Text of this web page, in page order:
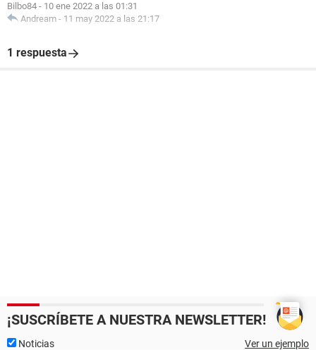
Bilbo84 - 10 ene 2022 a las 01:31
Andream - 11 may 2022 a las 21:17
1 respuesta
¡SUSCRÍBETE A NUESTRA NEWSLETTER!
Noticias Ver un ejemplo